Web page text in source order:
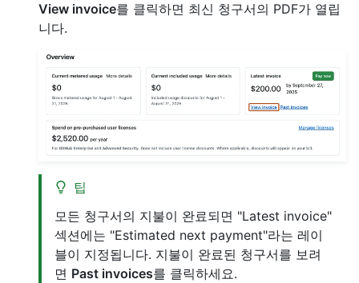
View invoice를 클릭하면 최신 청구서의 PDF가 열립
니다.
팁
모든 청구서의 지불이 완료되면 "Latest invoice"
섹션에는 "Estimated next payment"라는 레이
블이 지정됩니다. 지불이 완료된 청구서를 보려
면 Past invoices를 클릭하세요.